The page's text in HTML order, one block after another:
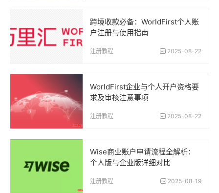
跨境收款必备：WorldFirst个人账
户注册与使用指南
注册教程 2025-08-22
WorldFirst企业与个人开户资格要
求及审核注意事项
注册教程 2025-08-22
Wise商业账户申请流程全解析：
个人版与企业版详细对比
注册教程 2025-08-19